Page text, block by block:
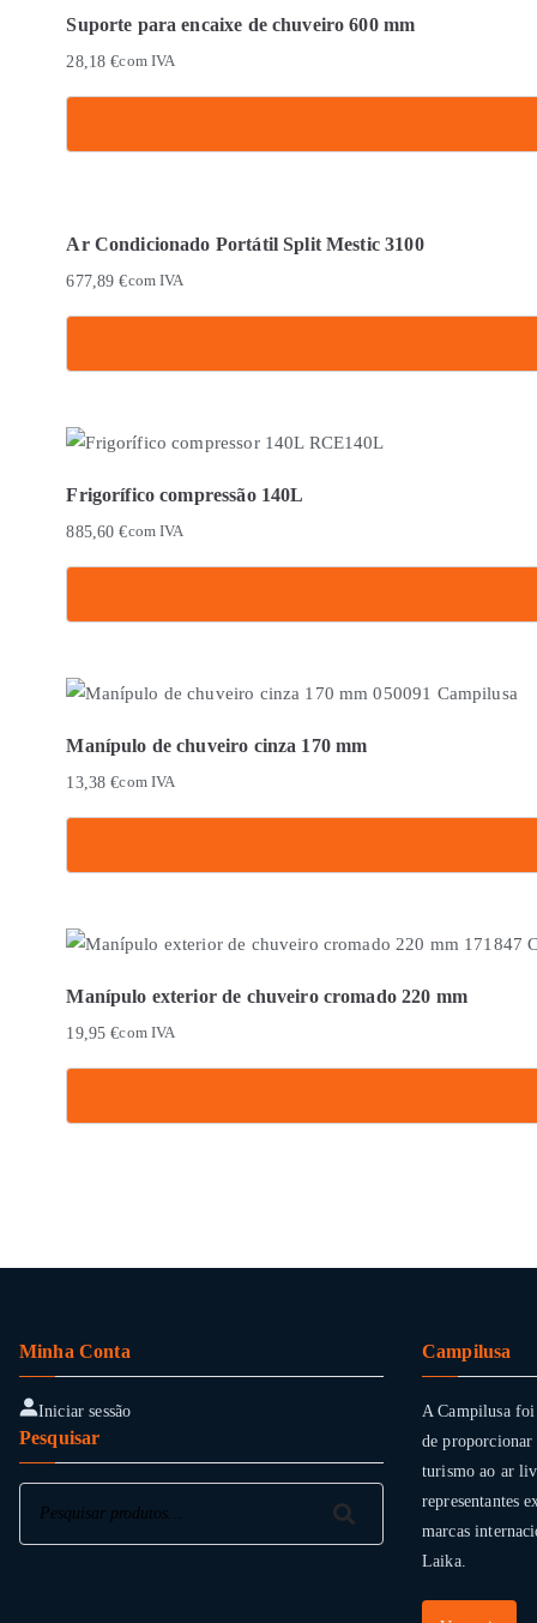
Suporte para encaixe de chuveiro 600 mm
28,18€com IVA
Ar Condicionado Portátil Split Mestic 3100
677,89€com IVA
Frigorífico compressão 140L
885,60€com IVA
Manípulo de chuveiro cinza 170 mm
13,38€com IVA
Manípulo exterior de chuveiro cromado 220 mm
19,95€com IVA
Minha Conta
Iniciar sessão
Pesquisar
Pesquisar
Campilusa
A Campilusa
de
turismo ao ar
representantes
marcas
Laika.